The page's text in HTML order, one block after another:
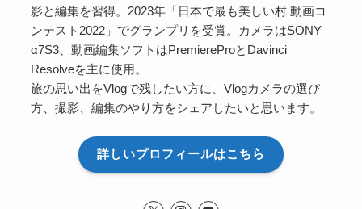
影と編集を習得。2023年「日本で最も美しい村 動画コ
ンテスト2022」でグランプリを受賞。カメラはSONY
α7S3、動画編集ソフトはPremiereProとDavinci
Resolveを主に使用。
旅の思い出をVlogで残したい方に、Vlogカメラの選び
方、撮影、編集のやり方をシェアしたいと思います。
詳しいプロフィールはこちら